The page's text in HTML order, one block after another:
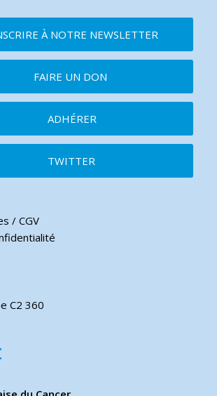
À NOTRE NEWSLETTER
FAIRE UN DON
ADHÉRER
TWITTER
/ CGV
C2 360